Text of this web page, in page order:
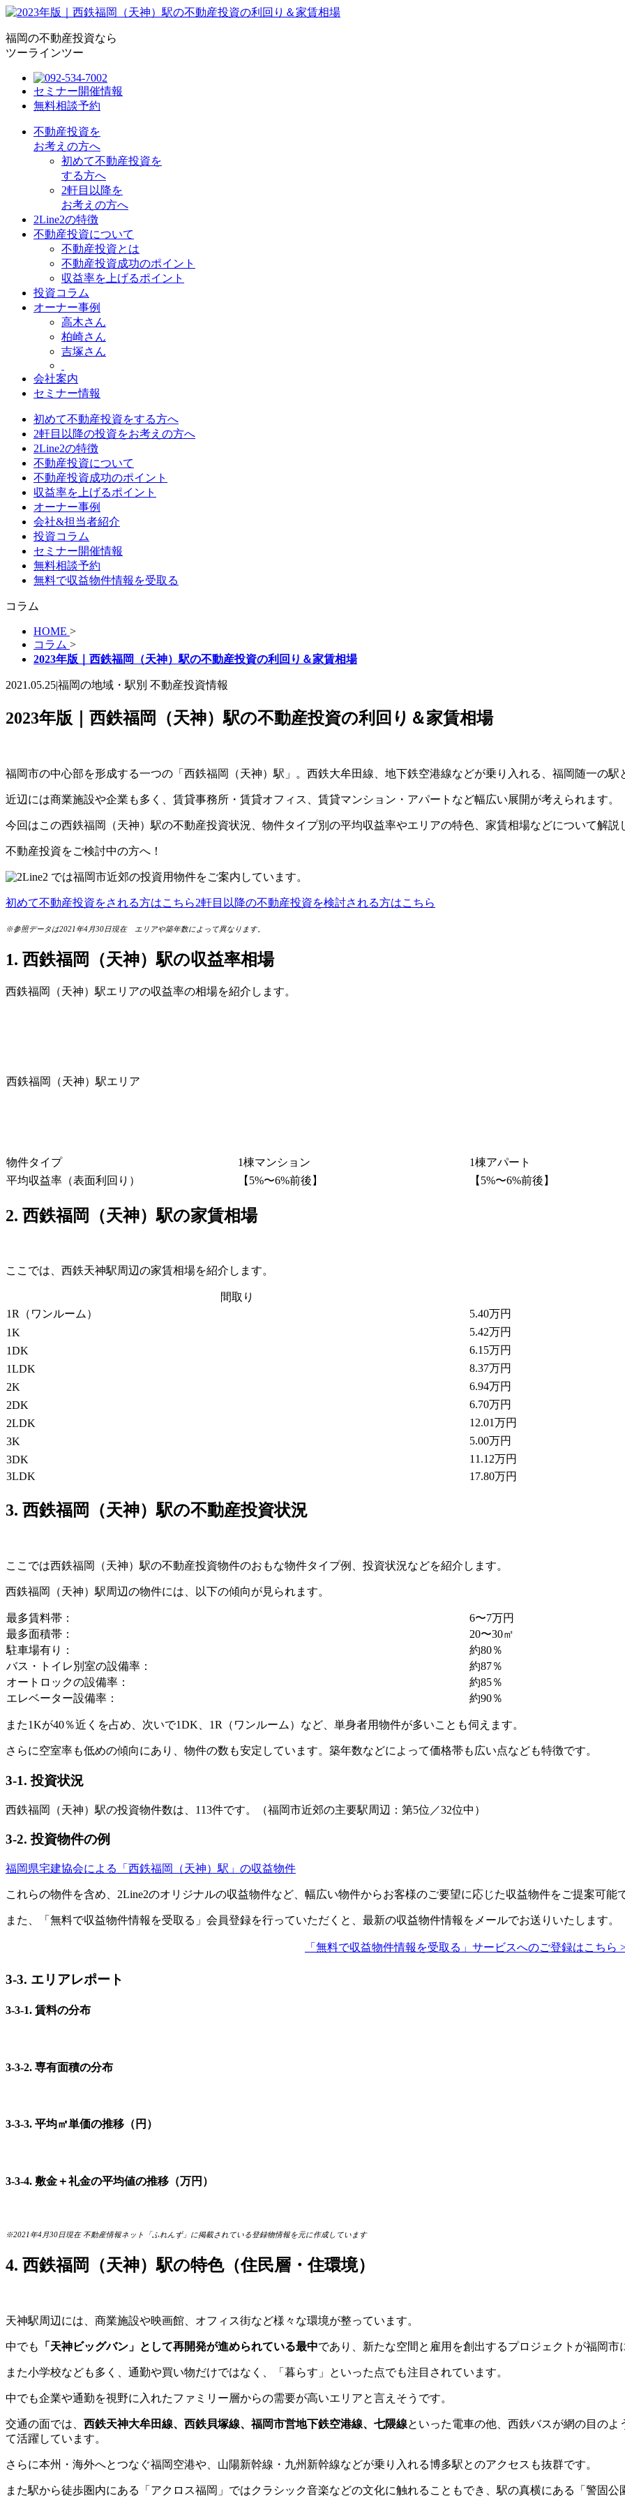
福岡の不動産投資なら
ツーラインツー
セミナー開催情報
無料相談予約
不動産投資を
お考えの方へ
初めて不動産投資を
する方へ
2軒目以降を
お考えの方へ
2Line2の特徴
不動産投資について
不動産投資とは
不動産投資成功のポイント
収益率を上げるポイント
投資コラム
オーナー事例
高木さん
柏崎さん
吉塚さん
会社案内
セミナー情報
初めて不動産投資をする方へ
2軒目以降の投資をお考えの方へ
2Line2の特徴
不動産投資について
不動産投資成功のポイント
収益率を上げるポイント
オーナー事例
会社&担当者紹介
投資コラム
セミナー開催情報
無料相談予約
無料で収益物件情報を受取る
コラム
HOME >
コラム >
2023年版｜西鉄福岡（天神）駅の不動産投資の利回り＆家賃相場
2021.05.25|福岡の地域・駅別 不動産投資情報
2023年版｜西鉄福岡（天神）駅の不動産投資の利回り＆家賃相場
福岡市の中心部を形成する一つの「西鉄福岡（天神）駅」。西鉄大牟田線、地下鉄空港線などが乗り入れる、福岡随一の駅
近辺には商業施設や企業も多く、賃貸事務所・賃貸オフィス、賃貸マンション・アパートなど幅広い展開が考えられます。
今回はこの西鉄福岡（天神）駅の不動産投資状況、物件タイプ別の平均収益率やエリアの特色、家賃相場などについて解説
不動産投資をご検討中の方へ！
では福岡市近郊の投資用物件をご案内しています。
初めて不動産投資をされる方はこちら2軒目以降の不動産投資を検討される方はこちら
※参照データは2021年4月30日現在 エリアや築年数によって異なります。
1. 西鉄福岡（天神）駅の収益率相場
西鉄福岡（天神）駅エリアの収益率の相場を紹介します。
西鉄福岡（天神）駅エリア
物件タイプ 1棟マンション
1棟アパート
平均収益率（表面利回り）
【5%〜6%前後】 【5%〜6%前後】
2. 西鉄福岡（天神）駅の家賃相場
ここでは、西鉄天神駅周辺の家賃相場を紹介します。
間取り
1R（ワンルーム）
5.40万円
1K
5.42万円
1DK
6.15万円
1LDK
8.37万円
2K
6.94万円
2DK
6.70万円
2LDK
12.01万円
3K
5.00万円
3DK
11.12万円
3LDK
17.80万円
3. 西鉄福岡（天神）駅の不動産投資状況
ここでは西鉄福岡（天神）駅の不動産投資物件のおもな物件タイプ例、投資状況などを紹介します。
西鉄福岡（天神）駅周辺の物件には、以下の傾向が見られます。
最多賃料帯：
6〜7万円
最多面積帯：
20〜30㎡
駐車場有り：
約80％
バス・トイレ別室の設備率：
約87％
オートロックの設備率：
約85％
エレベーター設備率：
約90％
また1Kが40％近くを占め、次いで1DK、1R（ワンルーム）など、単身者用物件が多いことも伺えます。
さらに空室率も低めの傾向にあり、物件の数も安定しています。築年数などによって価格帯も広い点なども特徴です。
3-1. 投資状況
西鉄福岡（天神）駅の投資物件数は、113件です。（福岡市近郊の主要駅周辺：第5位／32位中）
3-2. 投資物件の例
福岡県宅建協会による「西鉄福岡（天神）駅」の収益物件
これらの物件を含め、2Line2のオリジナルの収益物件など、幅広い物件からお客様のご要望に応じた収益物件をご提案可能
また、「無料で収益物件情報を受取る」会員登録を行っていただくと、最新の収益物件情報をメールでお送りいたします。
「無料で収益物件情報を受取る」サービスへのご登録はこちら
3-3. エリアレポート
3-3-1. 賃料の分布
3-3-2. 専有面積の分布
3-3-3. 平均㎡単価の推移（円）
3-3-4. 敷金＋礼金の平均値の推移（万円）
※2021年4月30日現在 不動産情報ネット「ふれんず」に掲載されている登録物情報を元に作成しています
4. 西鉄福岡（天神）駅の特色（住民層・住環境）
天神駅周辺には、商業施設や映画館、オフィス街など様々な環境が整っています。
中でも 「天神ビッグバン」として再開発が進められている最中であり、新たな空間と雇用を創出するプロジェクトが福岡
また小学校なども多く、通勤や買い物だけではなく、「暮らす」といった点でも注目されています。
中でも企業や通勤を視野に入れたファミリー層からの需要が高いエリアと言えそうです。
交通の面では、 西鉄天神大牟田線、西鉄貝塚線、福岡市営地下鉄空港線、七隈線といった電車の他、西鉄バスが網の目の
て活躍しています。
さらに本州・海外へとつなぐ福岡空港や、山陽新幹線・九州新幹線などが乗り入れる博多駅とのアクセスも抜群です。
また駅から徒歩圏内にある「アクロス福岡」ではクラシック音楽などの文化に触れることもでき、駅の真横にある「警固